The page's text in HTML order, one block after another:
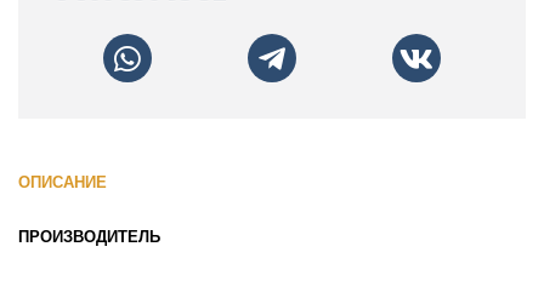
ОПИСАНИЕ
ПРОИЗВОДИТЕЛЬ